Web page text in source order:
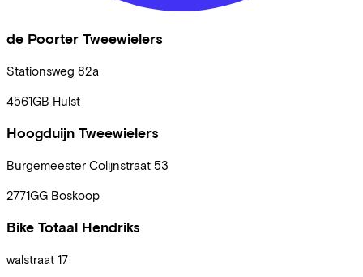
de Poorter Tweewielers
Stationsweg 82a
4561GB Hulst
Hoogduijn Tweewielers
Burgemeester Colijnstraat 53
2771GG Boskoop
Bike Totaal Hendriks
walstraat 17